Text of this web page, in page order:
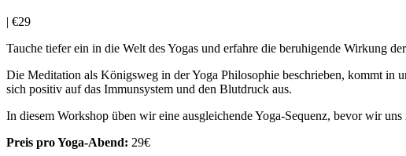
| €29
Tauche tiefer ein in die Welt des Yogas und erfahre die beruhigende Wirkung
Die Meditation als Königsweg in der Yoga Philosophie beschrieben, kommt in
sich positiv auf das Immunsystem und den Blutdruck aus.
In diesem Workshop üben wir eine ausgleichende Yoga-Sequenz, bevor wir
Preis pro Yoga-Abend: 29€